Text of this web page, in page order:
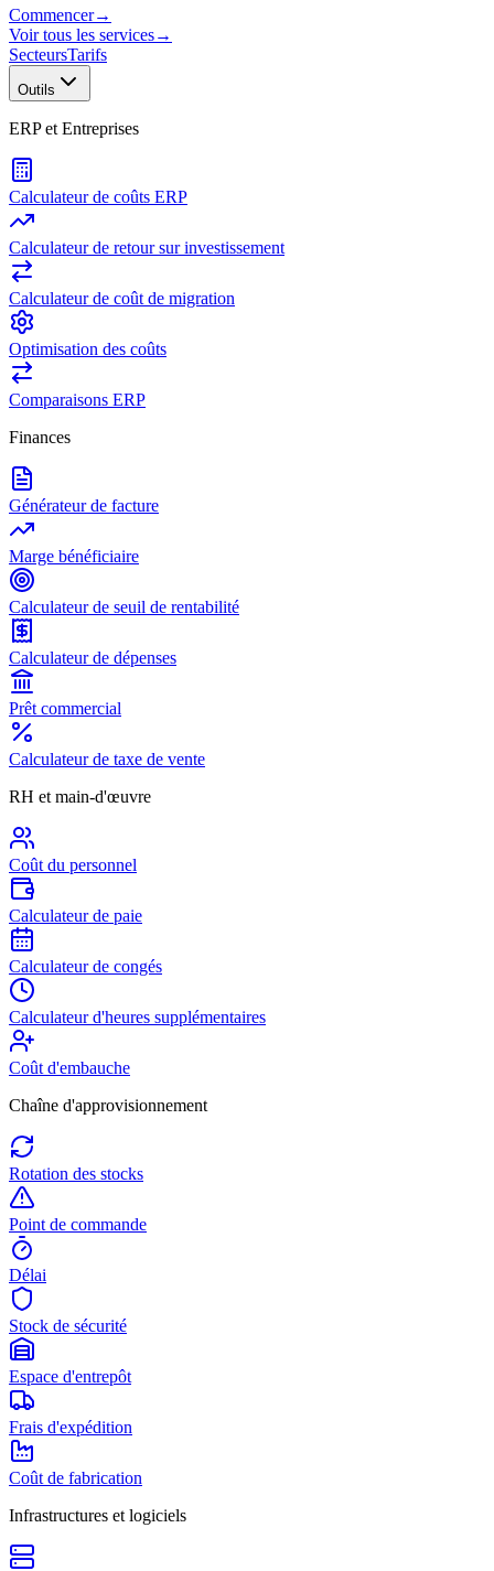
Commencer→
Voir tous les services→
SecteursTarifs
Outils
ERP et Entreprises
Calculateur de coûts ERP
Calculateur de retour sur investissement
Calculateur de coût de migration
Optimisation des coûts
Comparaisons ERP
Finances
Générateur de facture
Marge bénéficiaire
Calculateur de seuil de rentabilité
Calculateur de dépenses
Prêt commercial
Calculateur de taxe de vente
RH et main-d'œuvre
Coût du personnel
Calculateur de paie
Calculateur de congés
Calculateur d'heures supplémentaires
Coût d'embauche
Chaîne d'approvisionnement
Rotation des stocks
Point de commande
Délai
Stock de sécurité
Espace d'entrepôt
Frais d'expédition
Coût de fabrication
Infrastructures et logiciels